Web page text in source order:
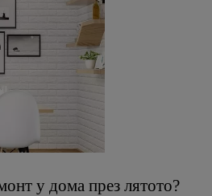
у дома през лятото?